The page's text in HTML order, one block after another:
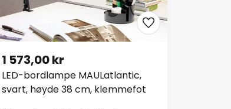
LED-bordlampe MAULatlantic,
svart, høyde 38 cm, klemmefot
1 573,00 kr